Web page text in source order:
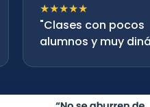
★★★★★
"Clases con pocos
alumnos y muy